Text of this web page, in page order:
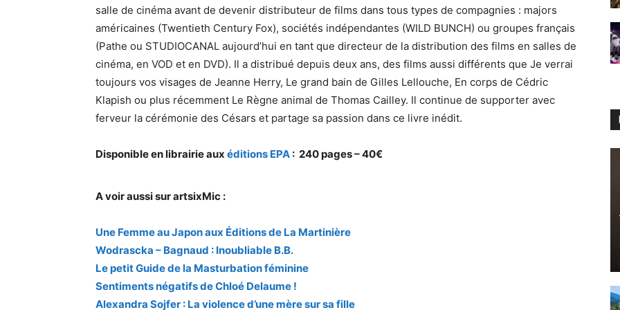
salle de cinéma avant de devenir distributeur de films dans tous types de compagnies : majors
américaines (Twentieth Century Fox), sociétés indépendantes (WILD BUNCH) ou groupes français
(Pathe ou STUDIOCANAL aujourd’hui en tant que directeur de la distribution des films en salles de
cinéma, en VOD et en DVD). Il a distribué depuis deux ans, des films aussi différents que Je verrai
toujours vos visages de Jeanne Herry, Le grand bain de Gilles Lellouche, En corps de Cédric
Klapish ou plus récemment Le Règne animal de Thomas Cailley. Il continue de supporter avec
ferveur la cérémonie des Césars et partage sa passion dans ce livre inédit.
Disponible en librairie aux éditions EPA : 240 pages – 40€
A voir aussi sur artsixMic :
Une Femme au Japon aux Éditions de La Martinière
Wodrascka – Bagnaud : Inoubliable B.B.
Le petit Guide de la Masturbation féminine
Sentiments négatifs de Chloé Delaume !
Alexandra Sojfer : La violence d’une mère sur sa fille